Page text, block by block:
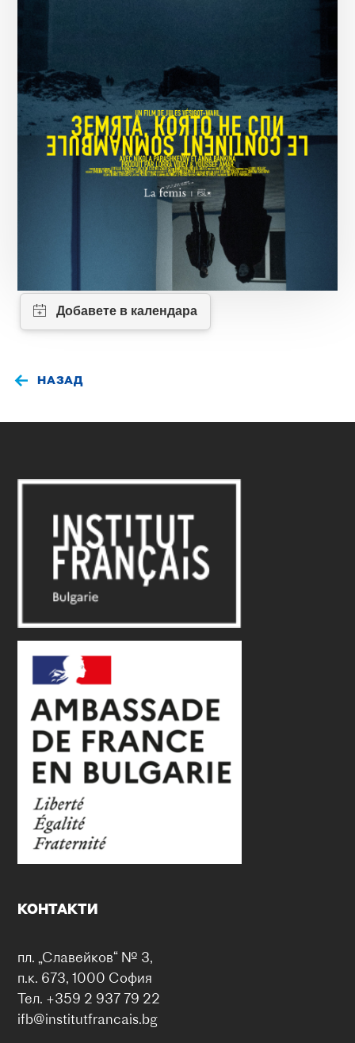
НАЗАД
КОНТАКТИ
пл. „Славейков“ № 3,
п.к. 673, 1000 София
Тел. +359 2 937 79 22
ifb@institutfrancais.bg